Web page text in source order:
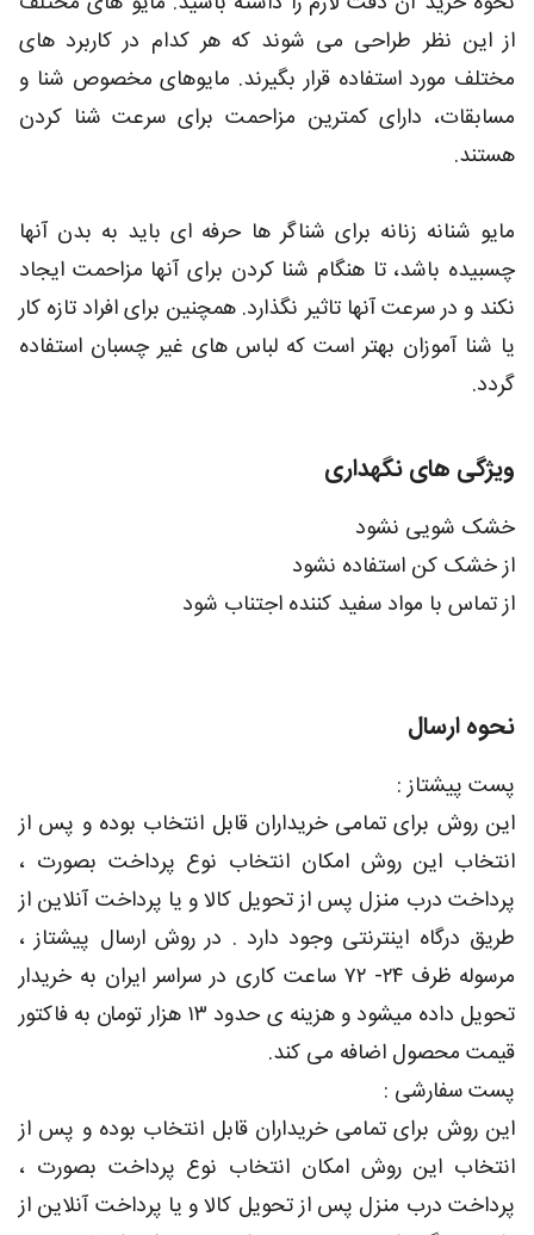
از این نظر طراحی می شوند که هر کدام در کاربرد های
مختلف مورد استفاده قرار بگیرند. مایوهای مخصوص شنا و
مسابقات، دارای کمترین مزاحمت برای سرعت شنا کردن
هستند.
مایو شنانه زنانه برای شناگر ها حرفه ای باید به بدن آنها
چسبیده باشد، تا هنگام شنا کردن برای آنها مزاحمت ایجاد
نکند و در سرعت آنها تاثیر نگذارد. همچنین برای افراد تازه کار
یا شنا آموزان بهتر است که لباس های غیر چسبان استفاده
گردد.
ویژگی های نگهداری
خشک شویی نشود
از خشک کن استفاده نشود
از تماس با مواد سفید کننده اجتناب شود
نحوه ارسال
پست پیشتاز :
این روش برای تمامی خریداران قابل انتخاب بوده و پس از
انتخاب این روش امکان انتخاب نوع پرداخت بصورت ،
پرداخت درب منزل پس از تحویل کالا و یا پرداخت آنلاین از
طریق درگاه اینترنتی وجود دارد . در روش ارسال پیشتاز ،
مرسوله ظرف ۲۴- ۷۲ ساعت کاری در سراسر ایران به خریدار
تحویل داده میشود و هزینه ی حدود ۱۳ هزار تومان به فاکتور
قیمت محصول اضافه می کند.
پست سفارشی :
این روش برای تمامی خریداران قابل انتخاب بوده و پس از
انتخاب این روش امکان انتخاب نوع پرداخت بصورت ،
پرداخت درب منزل پس از تحویل کالا و یا پرداخت آنلاین از